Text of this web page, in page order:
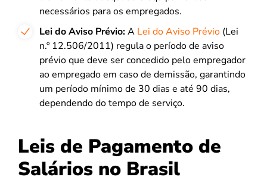
necessários para os empregados.
Lei do Aviso Prévio:A Lei do Aviso Prévio (Lei
n.º 12.506/2011) regula o período de aviso
prévio que deve ser concedido pelo empregador
ao empregado em caso de demissão, garantindo
um período mínimo de 30 dias e até 90 dias,
dependendo do tempo de serviço.
Leis de Pagamento de
Salários no Brasil